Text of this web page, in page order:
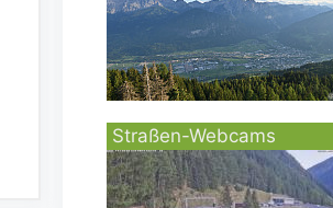
Straßen-Webcams